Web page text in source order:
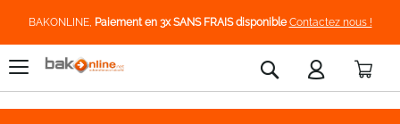
BAKONLINE, Paiement en 3x SANS FRAIS disponible Contactez nous !
Rechercher